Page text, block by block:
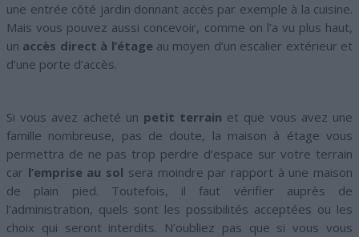
une entrée côté jardin donnant accès par exemple à la cuisine.
Mais vous pouvez aussi concevoir, comme on l’a vu plus haut,
un accès direct à l’étage au moyen d’un escalier extérieur et
d’une porte d’accès.
Si vous avez acheté un petit terrain et que vous avez une
famille nombreuse, pas de doute, la maison à étage vous
permettra de ne pas trop perdre d’espace sur votre terrain
car l’emprise au sol sera moindre par rapport à une maison
de plain pied. Toutefois, il faut vérifier auprès de
l’administration, quels sont les possibilités acceptées ou les
choix qui seront interdits. N’oubliez pas que si vous vous